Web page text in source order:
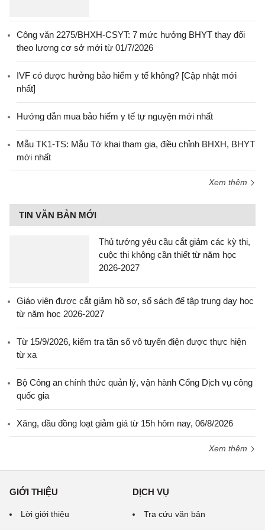
Công văn 2275/BHXH-CSYT: 7 mức hưởng BHYT thay đổi
theo lương cơ sở mới từ 01/7/2026
IVF có được hưởng bảo hiểm y tế không? [Cập nhật mới
nhất]
Hướng dẫn mua bảo hiểm y tế tự nguyện mới nhất
Mẫu TK1-TS: Mẫu Tờ khai tham gia, điều chỉnh BHXH, BHYT
mới nhất
Xem thêm
TIN VĂN BẢN MỚI
Thủ tướng yêu cầu cắt giảm các kỳ thi,
cuộc thi không cần thiết từ năm học
2026-2027
Giáo viên được cắt giảm hồ sơ, sổ sách để tập trung dạy học
từ năm học 2026-2027
Từ 15/9/2026, kiểm tra tần số vô tuyến điện được thực hiện
từ xa
Bộ Công an chính thức quản lý, vận hành Cổng Dịch vụ công
quốc gia
Xăng, dầu đồng loạt giảm giá từ 15h hôm nay, 06/8/2026
Xem thêm
GIỚI THIỆU
Lời giới thiệu
DỊCH VỤ
Tra cứu văn bản